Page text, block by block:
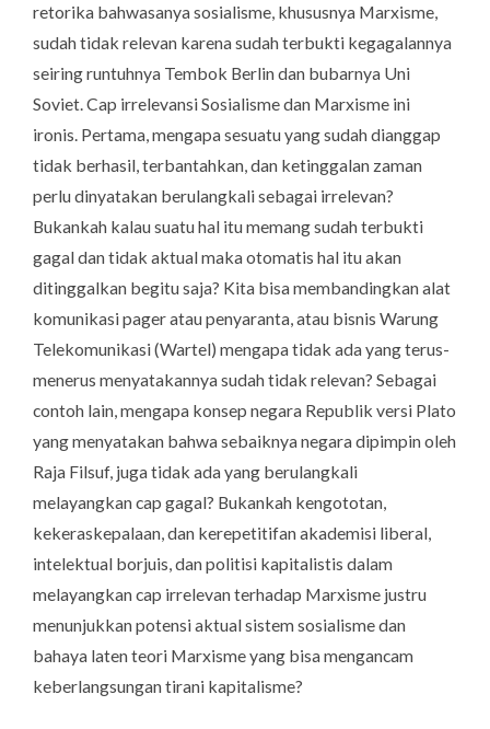
retorika bahwasanya sosialisme, khususnya Marxisme,
sudah tidak relevan karena sudah terbukti kegagalannya
seiring runtuhnya Tembok Berlin dan bubarnya Uni
Soviet. Cap irrelevansi Sosialisme dan Marxisme ini
ironis. Pertama, mengapa sesuatu yang sudah dianggap
tidak berhasil, terbantahkan, dan ketinggalan zaman
perlu dinyatakan berulangkali sebagai irrelevan?
Bukankah kalau suatu hal itu memang sudah terbukti
gagal dan tidak aktual maka otomatis hal itu akan
ditinggalkan begitu saja? Kita bisa membandingkan alat
komunikasipageratau penyaranta, atau bisnis Warung
Telekomunikasi (Wartel) mengapa tidak ada yang terus-
menerus menyatakannya sudah tidak relevan? Sebagai
contoh lain, mengapa konsep negara Republik versi Plato
yang menyatakan bahwa sebaiknya negara dipimpin oleh
Raja Filsuf, juga tidak ada yang berulangkali
melayangkan cap gagal? Bukankah kengototan,
kekeraskepalaan, dan kerepetitifan akademisi liberal,
intelektual borjuis, dan politisi kapitalistis dalam
melayangkan cap irrelevan terhadap Marxisme justru
menunjukkan potensi aktual sistem sosialisme dan
bahaya laten teori Marxisme yang bisa mengancam
keberlangsungan tirani kapitalisme?